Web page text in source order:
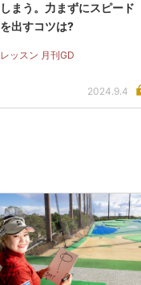
しまう。力まずにスピード
を出すコツは?
レッスン 月刊GD
2024.9.4